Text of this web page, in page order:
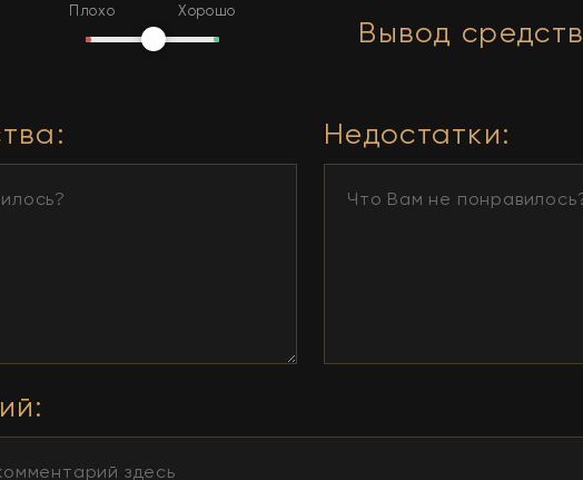
Плохо Хорошо
Вывод средств
: Недостатки:
: